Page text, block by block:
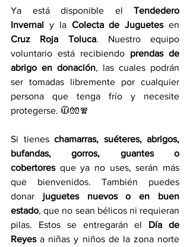
Ya está disponible el Tendedero
Invernal y la Colecta de Juguetes
Cruz Roja Toluca. Nuestro equipo
voluntario está recibiendo prendas de
abrigo en donación, las cuales podrán
ser tomadas libremente por cualquier
persona que tenga frío y necesite
protegerse. 🧥🧤🧣
Si tienes chamarras, suéteres, abrigos,
bufandas, gorros, guantes o
cobertores que ya no uses, serán más
que bienvenidos. También puedes
donar juguetes nuevos o en buen
estado, que no sean bélicos ni requieran
pilas. Estos se entregarán el Día de
Reyes a niñas y niños de la zona norte